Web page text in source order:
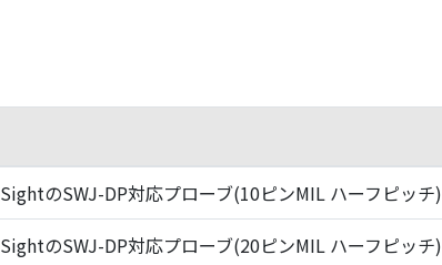
のSWJ-DP対応プローブ(10ピンMIL ハーフピッチ)
のSWJ-DP対応プローブ(20ピンMIL ハーフピッチ)